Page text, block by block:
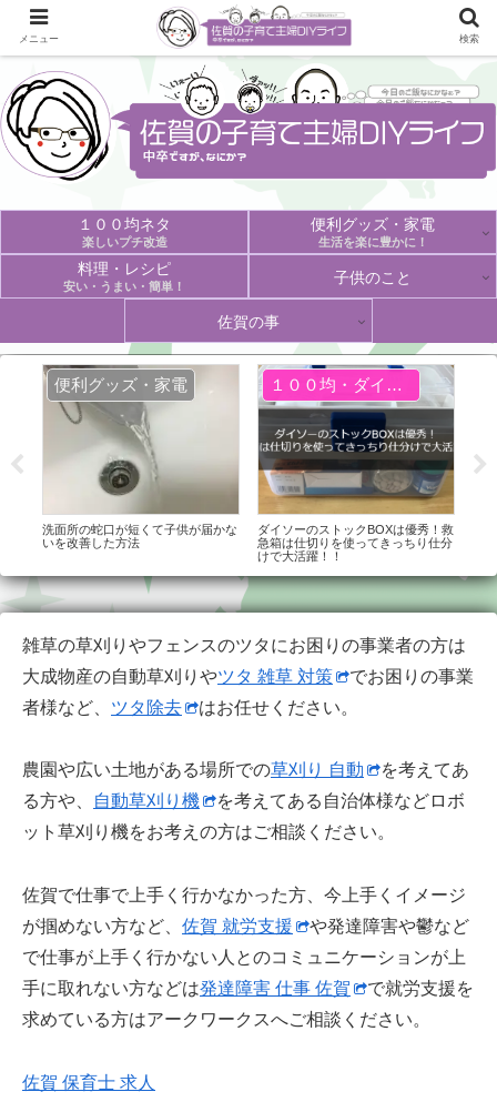
１００均ネタ
楽しいプチ改造
便利グッズ・家電
生活を楽に豊かに！
料理・レシピ
安い・うまい・簡単！ 子供のこと
佐賀の事
便利グッズ・家電
洗面所の蛇口が短くて子供が届かな
いを改善した方法
１００均・ダイソー
ダイソーのストックBOXは優秀！救
急箱は仕切りを使ってきっちり仕分
けで大活躍！！
雑草の草刈りやフェンスのツタにお困りの事業者の方は
大成物産の自動草刈りやツタ 雑草 対策
でお困りの事業
者様など、 ツタ除去 はお任せください。
農園や広い土地がある場所での草刈り 自動
を考えてあ
る方や、
自動草刈り機
を考えてある自治体様などロボ
ット草刈り機をお考えの方はご相談ください。
佐賀で仕事で上手く行かなかった方、今上手くイメージ
が掴めない方など、 佐賀 就労支援
や発達障害や鬱など
で仕事が上手く行かない人とのコミュニケーションが上
手に取れない方などは発達障害 仕事 佐賀
で就労支援を
求めている方はアークワークスへご相談ください。
佐賀 保育士 求人
メニュー 検索